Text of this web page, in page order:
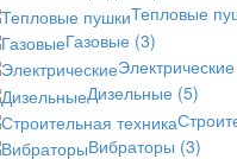
Тепловые
Газовые (3)
Электрические
Дизельные (5)
Вибраторы (3)